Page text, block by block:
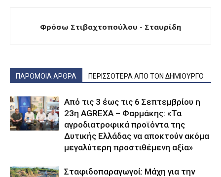
Φρόσω Στιβαχτοπούλου - Σταυρίδη
ΠΑΡΟΜΟΙΑ ΑΡΘΡΑ ΠΕΡΙΣΣΟΤΕΡΑ ΑΠΟ ΤΟΝ ΔΗΜΙΟΥΡΓΟ
Από τις 3 έως τις 6 Σεπτεμβρίου η
23η AGREXA – Φαρμάκης: «Τα
αγροδιατροφικά προϊόντα της
Δυτικής Ελλάδας να αποκτούν ακόμα
μεγαλύτερη προστιθέμενη αξία»
Σταφιδοπαραγωγοί: Μάχη για την